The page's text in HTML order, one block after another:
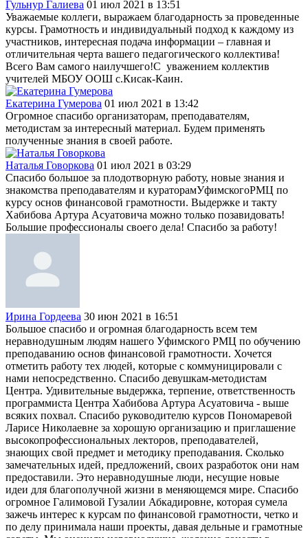
Гульнур Галиева 01 июл 2021 в 13:51
Уважаемые коллеги, выражаем благодарность за проведенные
курсы. Грамотность и индивидуальный подход к каждому из
участников, интересная подача информации – главная и
отличительная черта вашего педагогического коллектива!
Всего Вам самого наилучшего!С уважением коллектив
учителей МБОУ ООШ с.Кисак-Каин.
Екатерина Гумерова 01 июл 2021 в 13:42
Огромное спасибо организаторам, преподавателям,
методистам за интересный материал. Будем применять
полученные знания в своей работе.
Наталья Говоркова 01 июл 2021 в 03:29
Спасибо большое за плодотворную работу, новые знания и
знакомства преподавателям и кураторамУфимскогоРМЦ по
курсу основ финансовой грамотности. Выдержке и такту
Хабибова Артура Асуатовича можно только позавидовать!
Большие профессионалы своего дела! Спасибо за работу!
Ирина Гордеева 30 июн 2021 в 16:51
Большое спасибо и огромная благодарность всем тем
неравнодушным людям нашего Уфимского РМЦ по обучению
преподаванию основ финансовой грамотности. Хочется
отметить работу тех людей, которые с коммуницировали с
нами непосредственно. Спасибо девушкам-методистам
Центра. Удивительные выдержка, терпение, ответственность
программиста Центра Хабибова Артура Асуатовича - выше
всяких похвал. Спасибо руководителю курсов Пономаревой
Ларисе Николаевне за хорошую организацию и приглашение
высокопрофессиональных лекторов, преподавателей,
знающих свой предмет и методику преподавания. Сколько
замечательных идей, предложений, своих разработок они нам
предоставили. Это неравнодушные люди, несущие новые
идеи для благополучной жизни в меняющемся мире. Спасибо
огромное Галимовой Гузалии Абкадировне, которая сумела
зажечь интерес к курсам по финансовой грамотности, четко и
по делу принимала наши проекты, давая дельные и грамотные